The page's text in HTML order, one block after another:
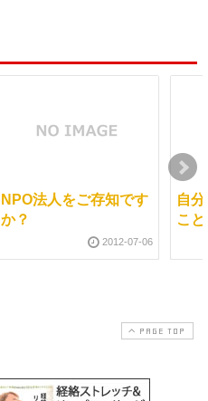
NPO法人をご存知です
か？
2012-07-06
自
こと
PAGE TOP